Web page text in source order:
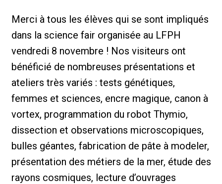
Merci à tous les élèves qui se sont impliqués
dans la science fair organisée au LFPH
vendredi 8 novembre ! Nos visiteurs ont
bénéficié de nombreuses présentations et
ateliers très variés : tests génétiques,
femmes et sciences, encre magique, canon à
vortex, programmation du robot Thymio,
dissection et observations microscopiques,
bulles géantes, fabrication de pâte à modeler,
présentation des métiers de la mer, étude des
rayons cosmiques, lecture d’ouvrages